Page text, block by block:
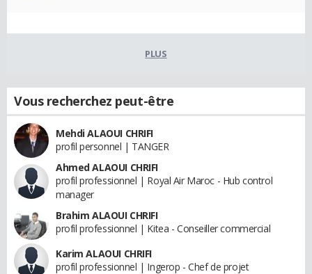
PLUS
Vous recherchez peut-être
Mehdi ALAOUI CHRIFI
profil personnel | TANGER
Ahmed ALAOUI CHRIFI
profil professionnel | Royal Air Maroc - Hub control
manager
Brahim ALAOUI CHRIFI
profil professionnel | Kitea - Conseiller commercial
Karim ALAOUI CHRIFI
profil professionnel | Ingerop - Chef de projet